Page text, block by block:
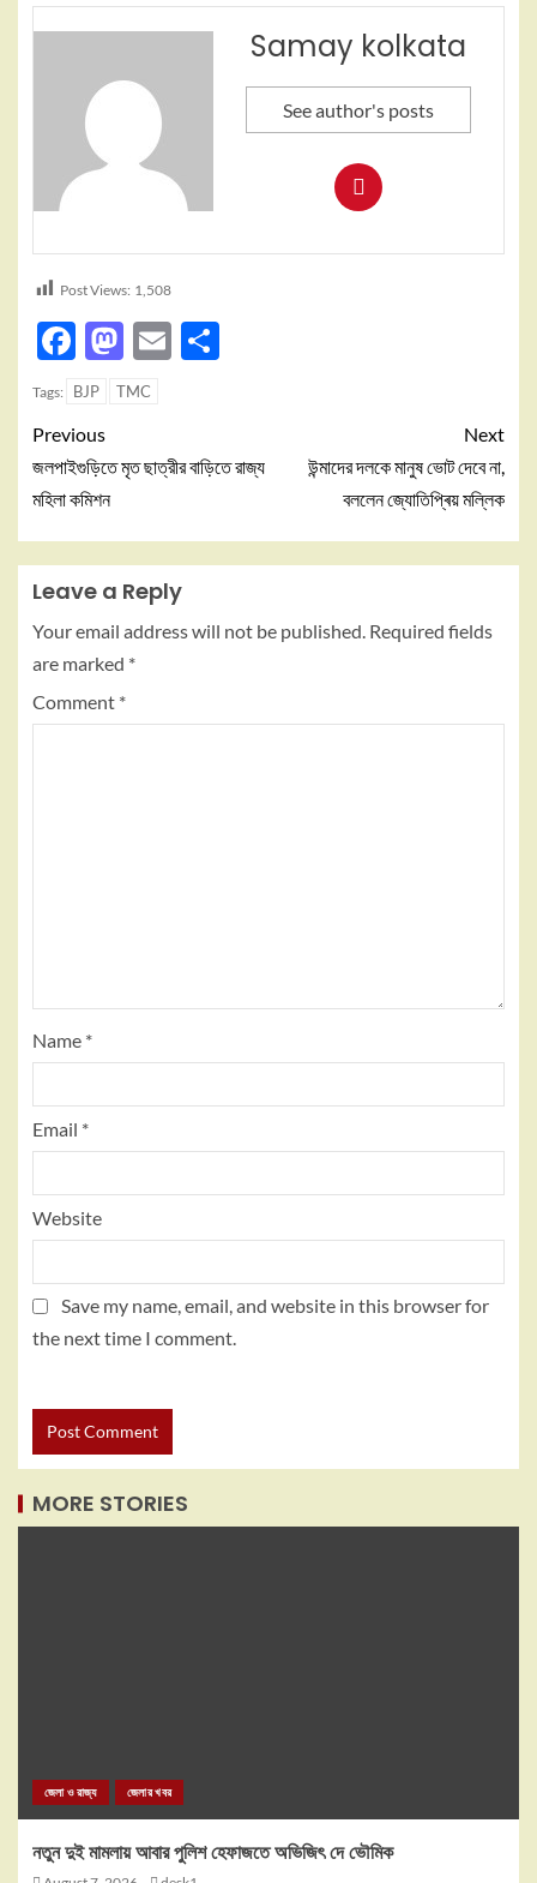
Samay kolkata
See author's posts
Post Views: 1,508
Facebook
Mastodon
Email
Tags: BJP TMC
Previous
জলপাইগুড়িতে মৃত ছাত্রীর বাড়িতে রাজ্য
মহিলা কমিশন
Next
উন্মাদের দলকে মানুষ ভোট দেবে না,
বললেন জ্যোতিপ্ৰিয় মল্লিক
Leave a Reply
Your email address will not be published. Required fields
are marked *
Comment *
Name *
Email *
Website
Save my name, email, and website in this browser for
the next time I comment.
MORE STORIES
জেলা ও রাজ্য জেলার খবর
নতুন দুই মামলায় আবার পুলিশ হেফাজতে অভিজিৎ দে ভৌমিক